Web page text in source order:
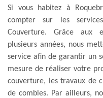
Si vous habitez à
compter sur les
Couverture. Grâce aux
plusieurs années, nous
service afin de garantir un
mesure de réaliser votre
couverture, les travaux de
de combles. Par ailleurs,